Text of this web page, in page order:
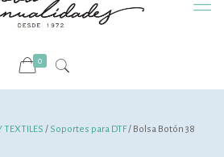
0
TEXTILES / Soportes para DTF/ Bolsa Botón 38